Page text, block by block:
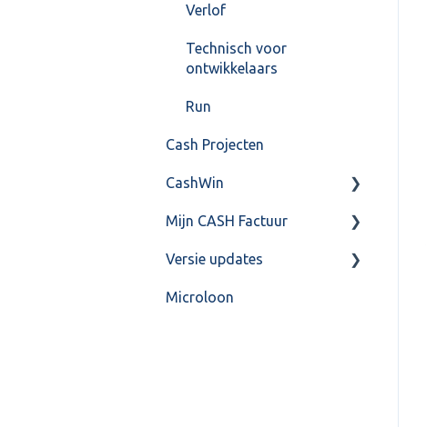
Verlof
Technisch voor
ontwikkelaars
Run
Cash Projecten
CashWin
Overig
Mijn CASH Factuur
Facturatie Loonportal(
Versie updates
CashWeb updates 2025
Microloon